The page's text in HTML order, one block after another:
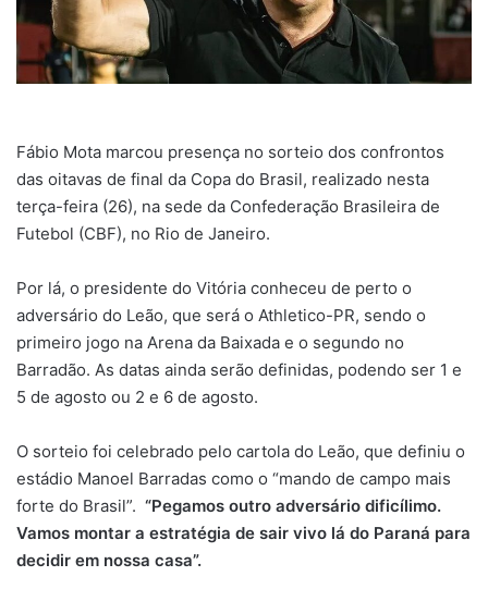
Fábio Mota marcou presença no sorteio dos confrontos
das oitavas de final da Copa do Brasil, realizado nesta
terça-feira (26), na sede da Confederação Brasileira de
Futebol (CBF), no Rio de Janeiro.
Por lá, o presidente do Vitória conheceu de perto o
adversário do Leão, que será o Athletico-PR, sendo o
primeiro jogo na Arena da Baixada e o segundo no
Barradão. As datas ainda serão definidas, podendo ser 1 e
5 de agosto ou 2 e 6 de agosto.
O sorteio foi celebrado pelo cartola do Leão, que definiu o
estádio Manoel Barradas como o “mando de campo mais
forte do Brasil”. “Pegamos outro adversário dificílimo.
Vamos montar a estratégia de sair vivo lá do Paraná para
decidir em nossa casa”.